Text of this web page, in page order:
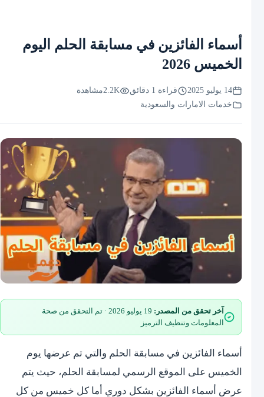
أسماء الفائزين في مسابقة الحلم اليوم
الخميس 2026
14 يوليو 2025 قراءة 1 دقائق 2.2Kمشاهدة
خدمات الامارات والسعودية
آخر تحقق من المصدر:
19 يوليو 2026 · تم التحقق من صحة
المعلومات وتنظيف الترميز
أسماء الفائزين في مسابقة الحلم والتي تم عرضها يوم
الخميس على الموقع الرسمي لمسابقة الحلم، حيث يتم
عرض أسماء الفائزين بشكل دوري أما كل خميس من كل